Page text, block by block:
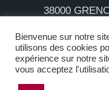
38000
Bienvenue sur notre
utilisons des cookies
expérience sur notre
vous acceptez